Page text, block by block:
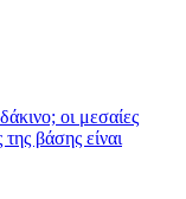
οι μεσαίες
βάσης είναι